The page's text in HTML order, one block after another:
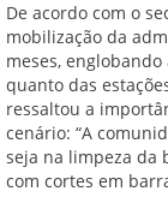
De acordo com o
mobilização da
meses,
quanto das
ressaltou a
cenário: “A
seja na limpeza da
com cortes em